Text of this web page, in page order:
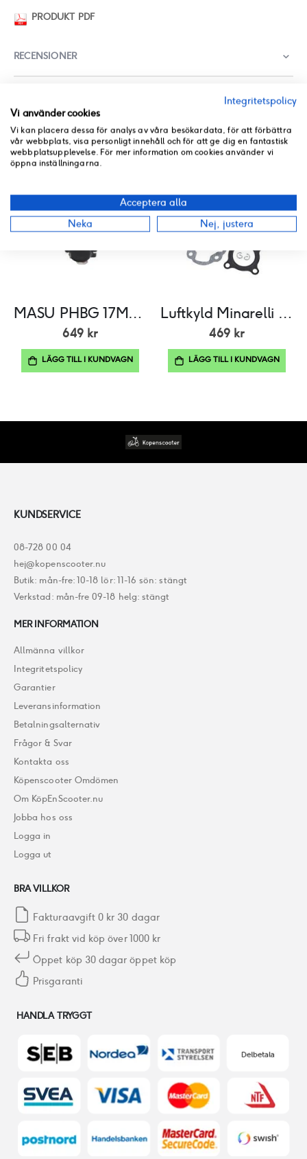
PRODUKT PDF
RECENSIONER
ANDRA PRODUKTER FRÅN SAMMA KATEGORI
MASU PHBG 17MM Black Edition
649 kr
LÄGG TILL I KUNDVAGN
Luftkyld Minarelli liggande, 50cc cylinderkit
469 kr
LÄGG TILL I KUNDVAGN
KUNDSERVICE
08-728 00 04
hej@kopenscooter.nu
Butik: mån-fre: 10-18 lör: 11-16 sön: stängt
Verkstad: mån-fre 09-18 helg: stängt
MER INFORMATION
Allmänna villkor
Integritetspolicy
Garantier
Leveransinformation
Betalningsalternativ
Frågor & Svar
Kontakta oss
Köpenscooter Omdömen
Om KöpEnScooter.nu
Jobba hos oss
Logga in
Logga ut
BRA VILLKOR
Fakturaavgift 0 kr 30 dagar
Fri frakt vid köp över 1000 kr
Öppet köp 30 dagar öppet köp
Prisgaranti
HANDLA TRYGGT
Integritetspolicy
Vi använder cookies
Vi kan placera dessa för analys av våra besökardata, för att förbättra
vår webbplats, visa personligt innehåll och för att ge dig en fantastisk
webbplatsupplevelse. För mer information om cookies använder vi
öppna inställningarna.
Acceptera alla
Neka
Nej, justera